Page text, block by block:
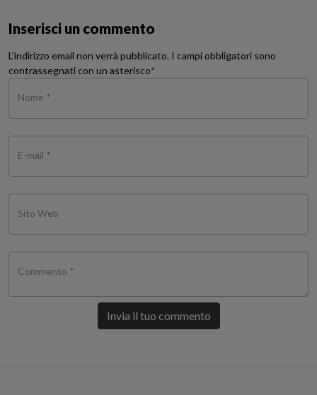
Inserisci un commento
L'indirizzo email non verrà pubblicato. I campi obbligatori sono
contrassegnati con un asterisco*
Nome *
E-mail *
Sito Web
Commento *
Invia il tuo commento